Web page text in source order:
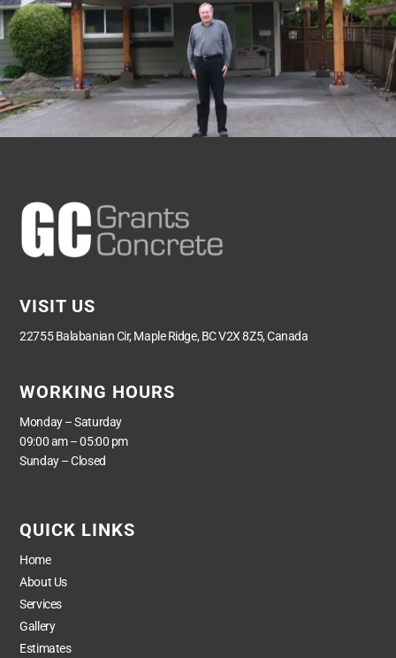
VISIT US
22755 Balabanian Cir, Maple Ridge, BC V2X 8Z5, Canada
WORKING HOURS
Monday – Saturday
09:00 am – 05:00 pm
Sunday – Closed
QUICK LINKS
Home
About Us
Services
Gallery
Estimates